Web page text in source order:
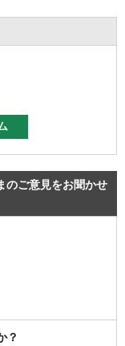
のご意見をお聞かせ
？